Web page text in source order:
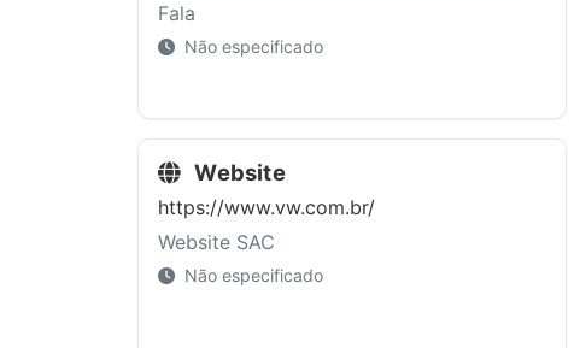
Fala
Não especificado
Website
https://www.vw.com.br/
Website SAC
Não especificado